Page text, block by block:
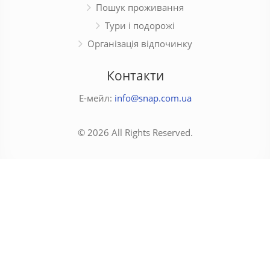
Пошук проживання
Тури і подорожі
Організація відпочинку
Контакти
Е-мейл: info@snap.com.ua
© 2026 All Rights Reserved.